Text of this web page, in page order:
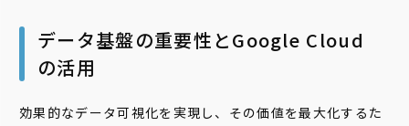
データ基盤の重要性とGoogle Cloud
の活用
効果的なデータ可視化を実現し、その価値を最大化するた